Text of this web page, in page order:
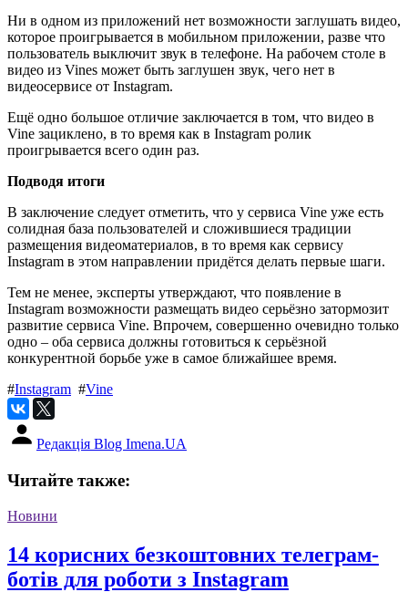
Ни в одном из приложений нет возможности заглушать видео,
которое проигрывается в мобильном приложении, разве что
пользователь выключит звук в телефоне. На рабочем столе в
видео из Vines может быть заглушен звук, чего нет в
видеосервисе от Instagram.
Ещё одно большое отличие заключается в том, что видео в
Vine зациклено, в то время как в Instagram ролик
проигрывается всего один раз.
Подводя итоги
В заключение следует отметить, что у сервиса Vine уже есть
солидная база пользователей и сложившиеся традиции
размещения видеоматериалов, в то время как сервису
Instagram в этом направлении придётся делать первые шаги.
Тем не менее, эксперты утверждают, что появление в
Instagram возможности размещать видео серьёзно затормозит
развитие сервиса Vine. Впрочем, совершенно очевидно только
одно – оба сервиса должны готовиться к серьёзной
конкурентной борьбе уже в самое ближайшее время.
#Instagram #Vine
Редакція Blog Imena.UA
Читайте также:
Новини
14 корисних безкоштовних телеграм-
ботів для роботи з Instagram